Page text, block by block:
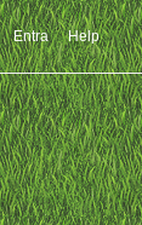
Entra Help